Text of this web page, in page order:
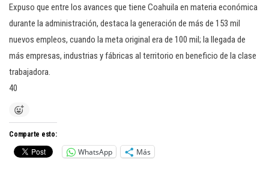
Expuso que entre los avances que tiene Coahuila en materia económica
durante la administración, destaca la generación de más de 153 mil
nuevos empleos, cuando la meta original era de 100 mil; la llegada de
más empresas, industrias y fábricas al territorio en beneficio de la clase
trabajadora.
40
Comparte esto:
WhatsApp Más